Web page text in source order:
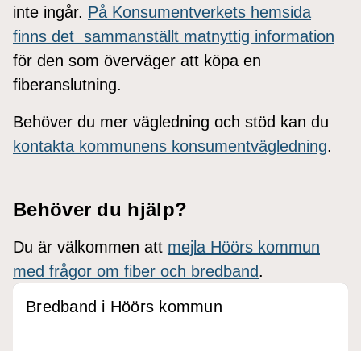
inte ingår. På Konsumentverkets hemsida
finns det sammanställt matnyttig information
för den som överväger att köpa en
fiberanslutning.
Behöver du mer vägledning och stöd kan du
kontakta kommunens konsumentvägledning.
Behöver du hjälp?
Du är välkommen att mejla Höörs kommun
med frågor om fiber och bredband.
Bredband i Höörs kommun